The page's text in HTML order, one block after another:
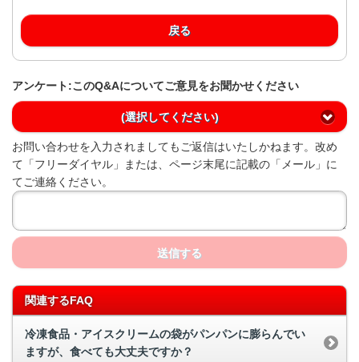
戻る
アンケート:このQ&Aについてご意見をお聞かせください
(選択してください)
お問い合わせを入力されましてもご返信はいたしかねます。改め
て「フリーダイヤル」または、ページ末尾に記載の「メール」に
てご連絡ください。
送信する
関連するFAQ
冷凍食品・アイスクリームの袋がパンパンに膨らんでい
ますが、食べても大丈夫ですか？